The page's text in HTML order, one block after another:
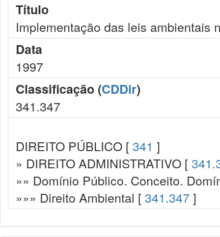
Título
Implementação das leis ambientais
Data
1997
Classificação (CDDir)
341.347
DIREITO PÚBLICO [ 341 ]
» DIREITO ADMINISTRATIVO [
»» Domínio Público. Conceito.
»»» Direito Ambiental [ 341.347 ]